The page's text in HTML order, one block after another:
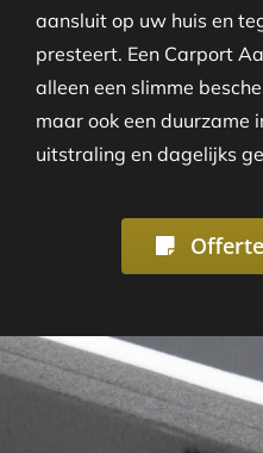
aansluit op uw huis en
presteert. Een Carport
alleen een slimme
maar ook een duurzame
uitstraling en dagelijks